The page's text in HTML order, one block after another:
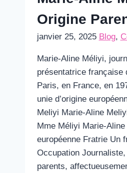
Origine
janvier 25, 2025 Blog,
Marie-Aline Méliyi,
présentatrice française
Paris, en France, en
unie d’origine
Meliyi Marie-Aline
Mme Méliyi Marie-
européenne Fratrie Un
Occupation
parents,